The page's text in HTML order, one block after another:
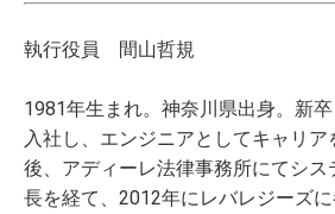
執行役員 間山哲規
1981年生まれ。神奈川県出身。新
入社し、エンジニアとしてキャリ
後、アディーレ法律事務所にてシス
長を経て、2012年にレバレジーズ